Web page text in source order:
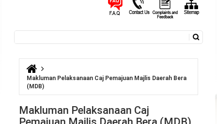
Search form
You are here
Makluman Pelaksanaan Caj Pemajuan Majlis Daerah Bera
(MDB)
Makluman Pelaksanaan Caj